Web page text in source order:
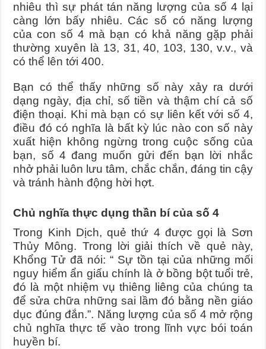
nhiêu thì sự phát tán năng lượng của số 4 lại
càng lớn bấy nhiêu. Các số có năng lượng
của con số 4 mà bạn có khả năng gặp phải
thường xuyên là 13, 31, 40, 103, 130, v.v., và
có thể lên tới 400.
Bạn có thể thấy những số này xảy ra dưới
dạng ngày, địa chỉ, số tiền và thậm chí cả số
điện thoại. Khi mà bạn có sự liên kết với số 4,
điều đó có nghĩa là bất kỳ lúc nào con số này
xuất hiện không ngừng trong cuộc sống của
bạn, số 4 đang muốn gửi đến bạn lời nhắc
nhở phải luôn lưu tâm, chắc chắn, đáng tin cậy
và tránh hành động hời hợt.
Chủ nghĩa thực dụng thần bí của số 4
Trong Kinh Dịch, quẻ thứ 4 được gọi là Sơn
Thủy Mông. Trong lời giải thích về quẻ này,
Khổng Tử đã nói: “ Sự tồn tại của những mối
nguy hiểm ẩn giấu chính là ở bồng bột tuổi trẻ,
đó là một nhiệm vụ thiêng liêng của chúng ta
để sửa chữa những sai lầm đó bằng nền giáo
dục đúng đắn.”. Năng lượng của số 4 mở rộng
chủ nghĩa thực tế vào trong lĩnh vực bói toán
huyền bí.